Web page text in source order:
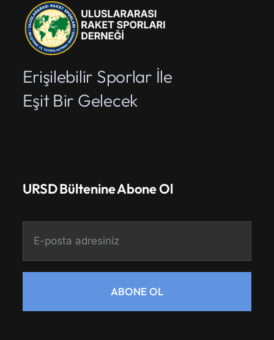
Erişilebilir Sporlar İle
Eşit Bir Gelecek
URSD Bültenine Abone Ol
ABONE OL